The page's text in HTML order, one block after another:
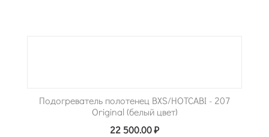
Подогреватель полотенец BXS/HOTCABI - 207
Original (белый цвет)
22 500.00₽